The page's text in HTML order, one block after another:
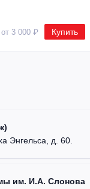
от 3 000 ₽ Купить
Энгельса, д. 60.
им. И.А. Слонова